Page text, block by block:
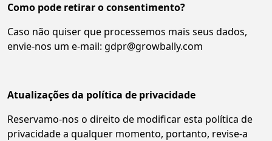
Como pode retirar o consentimento?
Caso não quiser que processemos mais seus dados,
envie-nos um e-mail: gdpr@growbally.com
Atualizações da política de privacidade
Reservamo-nos o direito de modificar esta política de
privacidade a qualquer momento, portanto, revise-a